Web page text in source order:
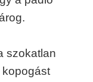
szokatlan